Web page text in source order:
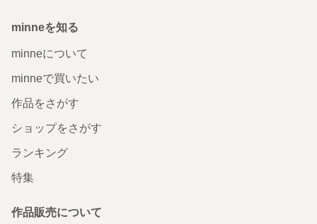
minneを知る
minneについて
minneで買いたい
作品をさがす
ショップをさがす
ランキング
特集
作品販売について